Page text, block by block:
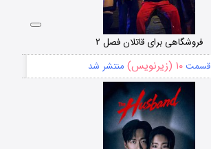
فروشگاهی برای قاتلان فصل ۲
قسمت۱۰ (زیرنویس) منتشر شد